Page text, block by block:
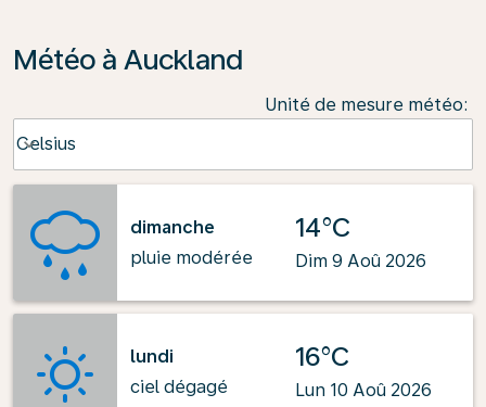
Météo à Auckland
Unité de mesure météo:
Celsius
keyboard_arrow_down
dimanche
pluie modérée
14°C
Dim 9 Aoû 2026
lundi
ciel dégagé
16°C
Lun 10 Aoû 2026